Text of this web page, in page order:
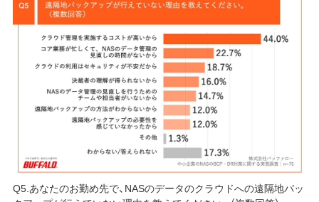
Q5.あなたのお勤め先で、NASのデータのクラウドへの遠隔地バッ